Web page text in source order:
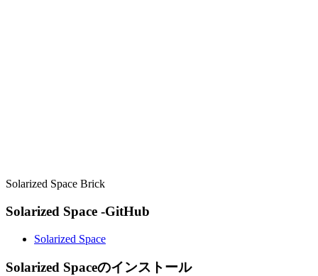
Solarized Space Brick
Solarized Space -GitHub
Solarized Space
Solarized Spaceのインストール